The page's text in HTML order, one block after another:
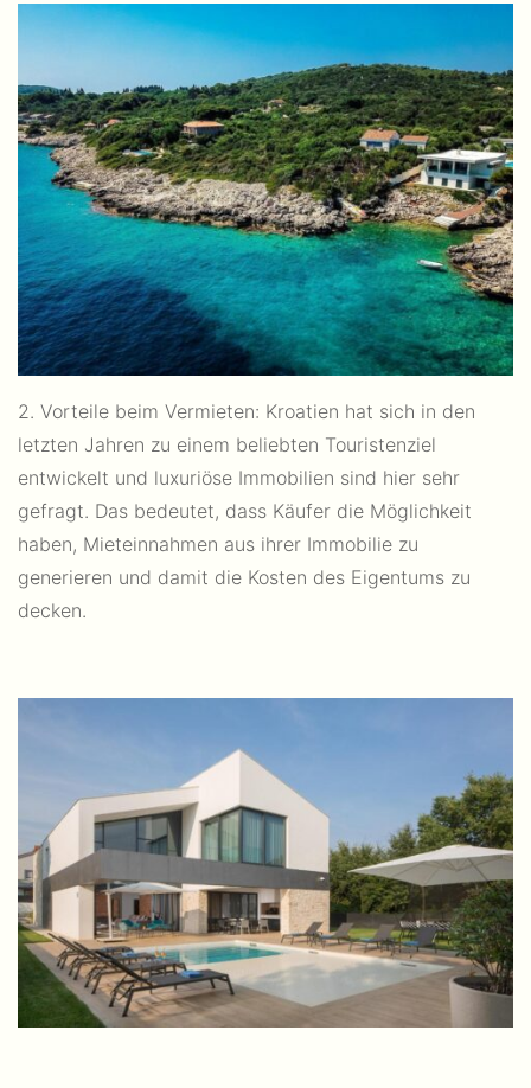
2. Vorteile beim Vermieten: Kroatien hat sich in den
letzten Jahren zu einem beliebten Touristenziel
entwickelt und luxuriöse Immobilien sind hier sehr
gefragt. Das bedeutet, dass Käufer die Möglichkeit
haben, Mieteinnahmen aus ihrer Immobilie zu
generieren und damit die Kosten des Eigentums zu
decken.